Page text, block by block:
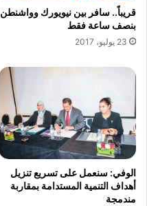
ا
ء
ا
ي
ض
ا
و
ي
ت
د
ى
ا
ق
ت
ص
ا
د
ي
ا
قريباً.. سافر بين نيويورك وواشنطن
بنصف ساعة فقط
23 يوليو، 2017
الوفي: سنعمل على تسريع تنزيل
أهداف التنمية المستدامة بمقاربة
مندمجة